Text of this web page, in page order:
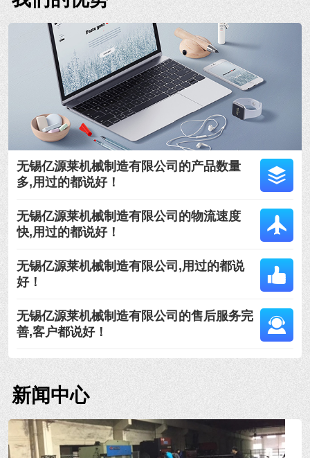
无锡亿源莱机械制造有限公司的产品数量
多,用过的都说好！
无锡亿源莱机械制造有限公司的物流速度
快,用过的都说好！
无锡亿源莱机械制造有限公司,用过的都说
好！
无锡亿源莱机械制造有限公司的售后服务完
善,客户都说好！
新闻中心